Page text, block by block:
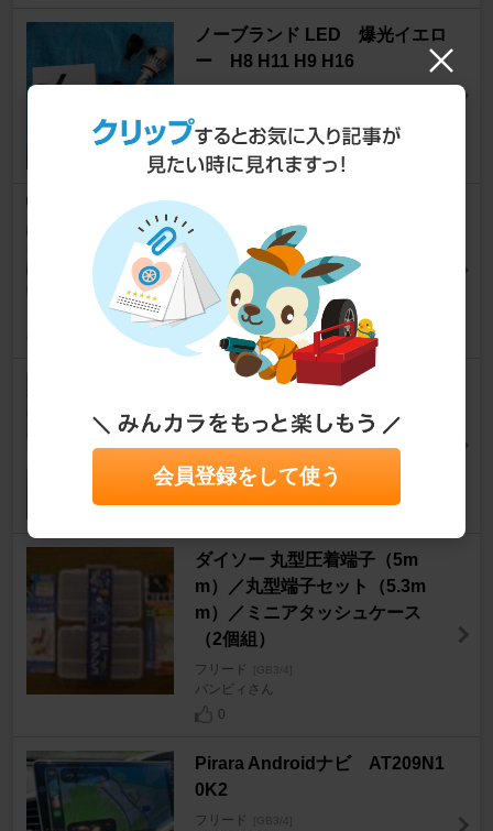
ノーブランド LED 爆光イエロ
ー H8 H11 H9 H16
6
0
fcl. D2R LEDヘッドライト
フリード [GB3/4]
おれさまRさん
ユニオン産業 オイルフィルター
フリード [GB3/4]
やーもんさん
ダイソー 丸型圧着端子（5m
m）／丸型端子セット（5.3m
m）／ミニアタッシュケース
（2個組）
フリード [GB3/4]
バンビィさん
0
Pirara Androidナビ AT209N1
0K2
フリード [GB3/4]
会員登録をして使う